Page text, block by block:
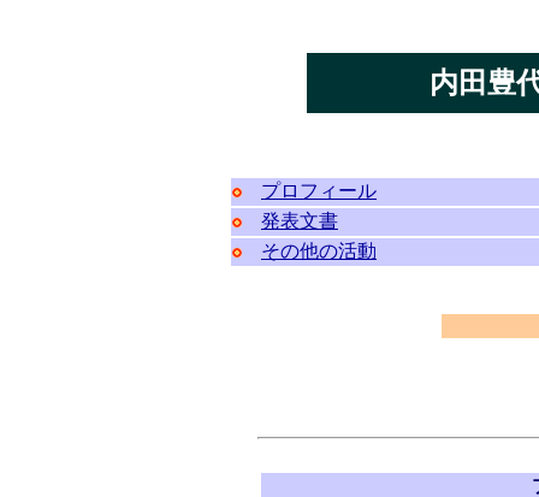
内田豊
プロフィール
発表文書
その他の活動